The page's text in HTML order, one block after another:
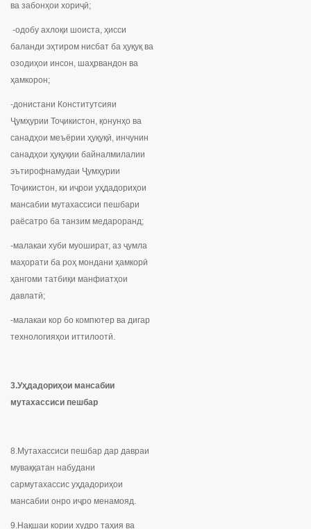
ва забонҳои хориҷӣ;
-одобу ахлоқи шоиста, ҳисси
баланди эҳтиром нисбат ба ҳуқуқ ва
озодиҳои инсон, шаҳрвандон ва
ҳамкорон;
-донистани Конститутсияи
Ҷумҳурии Тоҷикистон, қонунҳо ва
санадҳои меъёрии ҳуқуқӣ, инчунин
санадҳои ҳуқуқии байналмилалии
эътирофнамудаи Ҷумҳурии
Тоҷикистон, ки иҷрои уҳдадориҳои
мансабии мутахассиси пешбари
раёсатро ба танзим медароранд;
-малакаи хуби муошират, аз ҷумла
маҳорати ба роҳ мондани ҳамкорӣ
ҳангоми татбиқи манфиатҳои
давлатӣ;
-малакаи кор бо компютер ва дигар
технологияҳои иттилоотӣ.
3.Уҳдадориҳои мансабии
мутахассиси пешбар
8.Мутахассиси пешбар дар давраи
муваққатан набудани
сармутахассис уҳдадориҳои
мансабии онро иҷро менамояд.
9.Нақшаи кории худро таҳия ва